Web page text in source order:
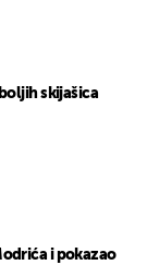
skijašica
i pokazao